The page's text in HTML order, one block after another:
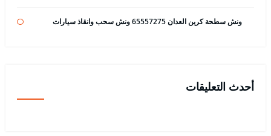
ونش سطحة كرين العدان 65557275 ونش سحب وانقاذ سيارات
أحدث التعليقات